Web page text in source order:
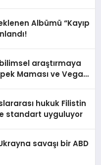
Albümü “Kayıp
araştırmaya
Maması ve Vegan
hukuk Filistin
standart uyguluyor
savaşı bir ABD